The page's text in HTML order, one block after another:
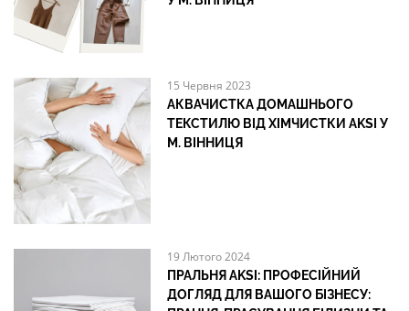
15 Червня 2023
АКВАЧИСТКА ДОМАШНЬОГО
ТЕКСТИЛЮ ВІД ХІМЧИСТКИ AKSI У
М. ВІННИЦЯ
19 Лютого 2024
ПРАЛЬНЯ AKSI: ПРОФЕСІЙНИЙ
ДОГЛЯД ДЛЯ ВАШОГО БІЗНЕСУ: